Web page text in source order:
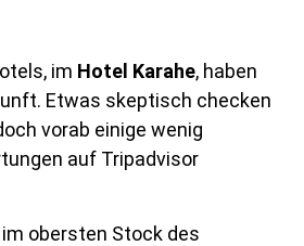
im Hotel Karahe, haben
Etwas skeptisch checken
vorab einige wenig
auf Tripadvisor
obersten Stock des